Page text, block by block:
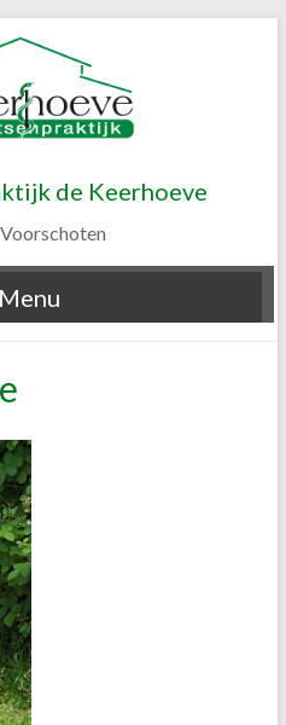
de Keerhoeve
Menu